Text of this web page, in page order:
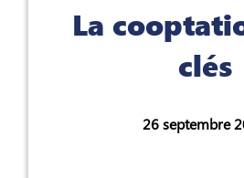
La
clés
26 septembre